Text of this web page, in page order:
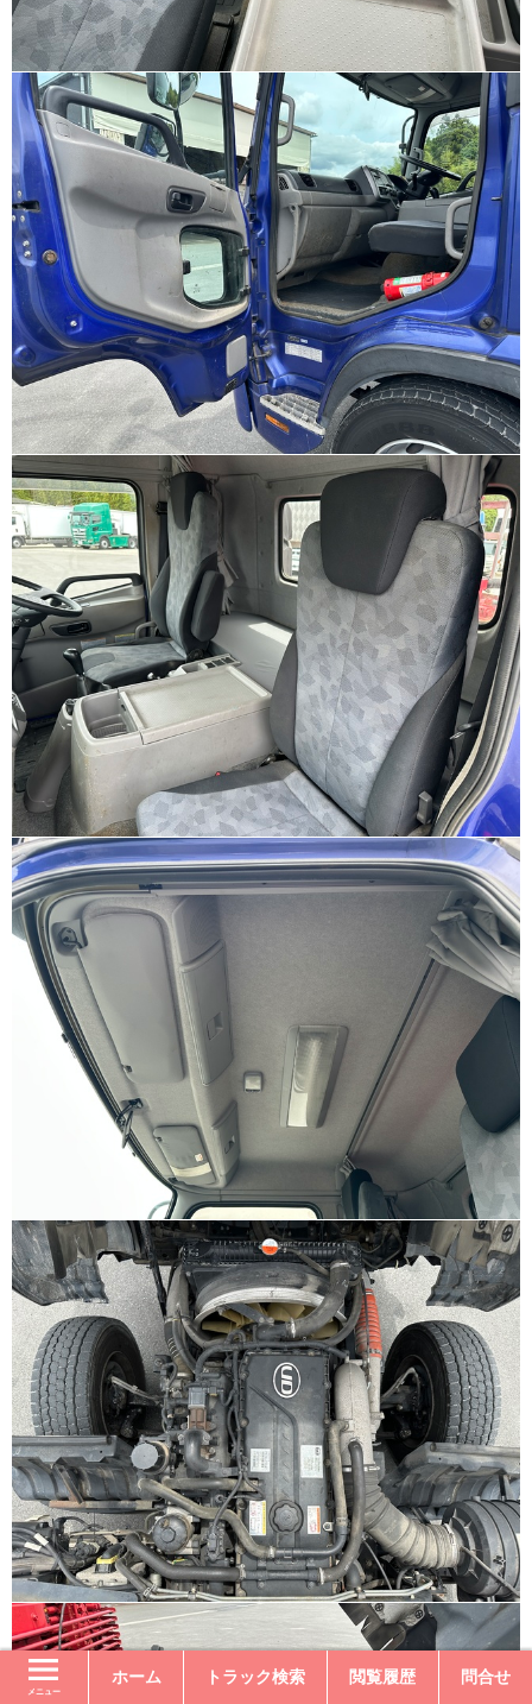
メニュー
ホーム トラック検索 閲覧履歴 問合せ